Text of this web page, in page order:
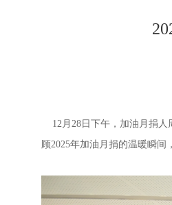
12月28日下午，加油月捐人
顾2025年加油月捐的温暖瞬